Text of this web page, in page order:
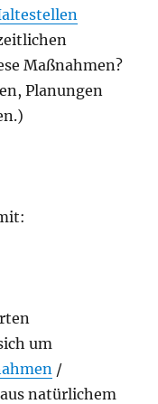
Maßnahmen?
Planungen
um
/
natürlichem